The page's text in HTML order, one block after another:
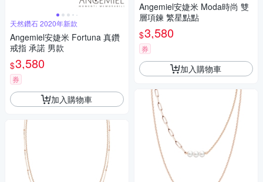
天然鑽石 2020年新款
Angemiel安婕米 Fortuna 真鑽
戒指 承諾 男款
$3,580
券
加入購物車
Angemiel安婕米 Moda時尚 雙
層項鍊 繁星點點
$3,580
券
加入購物車